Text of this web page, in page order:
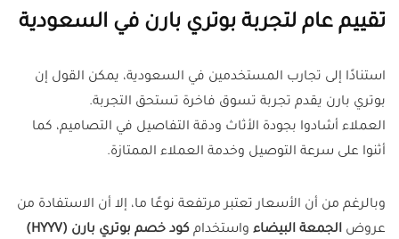
تقييم عام لتجربة بوتري بارن في السعودية
استنادًا إلى تجارب المستخدمين في السعودية، يمكن القول إن
بوتري بارن يقدم تجربة تسوق فاخرة تستحق التجربة.
العملاء أشادوا بجودة الأثاث ودقة التفاصيل في التصاميم، كما
أثنوا على سرعة التوصيل وخدمة العملاء الممتازة.
وبالرغم من أن الأسعار تعتبر مرتفعة نوعًا ما، إلا أن الاستفادة من
عروض الجمعة البيضاء واستخدام كود خصم بوتري بارن (HYYV)